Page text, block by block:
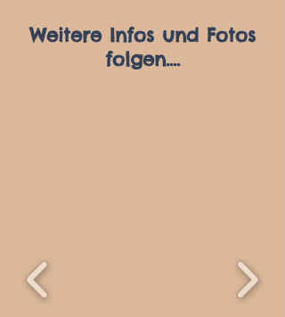
Weitere Infos und Fotos
folgen....